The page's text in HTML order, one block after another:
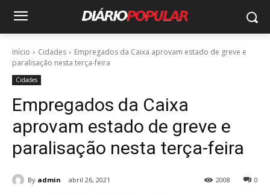
Início Cidades
Empregados da Caixa aprovam estado de greve e
paralisação nesta terça-feira
Cidades
Empregados da Caixa
aprovam estado de greve e
paralisação nesta terça-feira
By admin abril 26, 2021 0
2008